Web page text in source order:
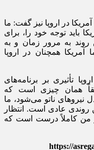
در اروپا نیز گفت: ما
باید توجه خود را، برای
به مرور زمان و به
آمریکا همچنان در اروپا
تأثیری بر برنامه‌های
همان چیزی است که
نیرو‌های ناتو می‌شود، ما
روندی عادی است. انتظار
من کاملاً درست است که
https://